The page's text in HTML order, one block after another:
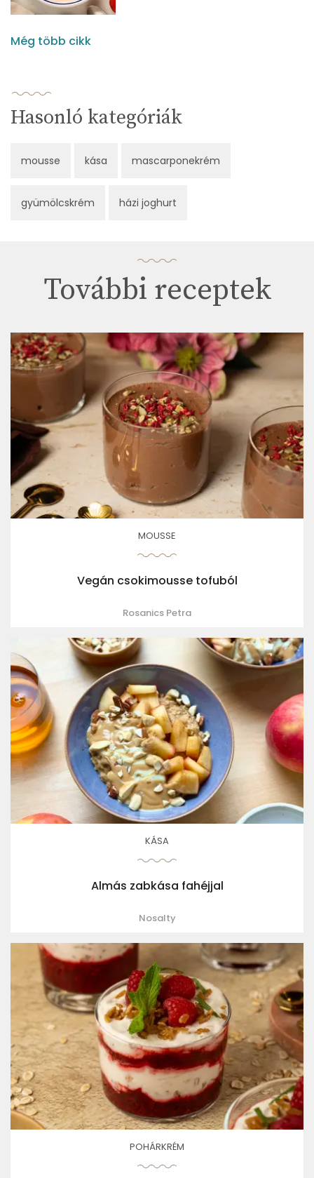
Még több cikk
Hasonló kategóriák
mousse kása mascarponekrém
gyümölcskrém házi joghurt
További receptek
MOUSSE
Vegán csokimousse tofuból
Rosanics Petra
KÁSA
Almás zabkása fahéjjal
Nosalty
POHÁRKRÉM